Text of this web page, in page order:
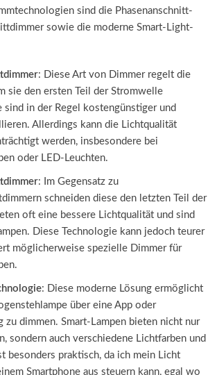
sind die Phasenanschnitt-
sowie die moderne Smart-Light-
: Diese Art von Dimmer regelt die
sie den ersten Teil der Stromwelle
sind in der Regel kostengünstiger und
Allerdings kann die Lichtqualität
werden, insbesondere bei
oder LED-Leuchten.
: Im Gegensatz zu
schneiden diese den letzten Teil der
oft eine bessere Lichtqualität und sind
Diese Technologie kann jedoch teurer
möglicherweise spezielle Dimmer für
: Diese moderne Lösung ermöglicht
über eine App oder
zu dimmen. Smart-Lampen bieten nicht nur
sondern auch verschiedene Lichtfarben und
besonders praktisch, da ich mein Licht
Smartphone aus steuern kann, egal wo